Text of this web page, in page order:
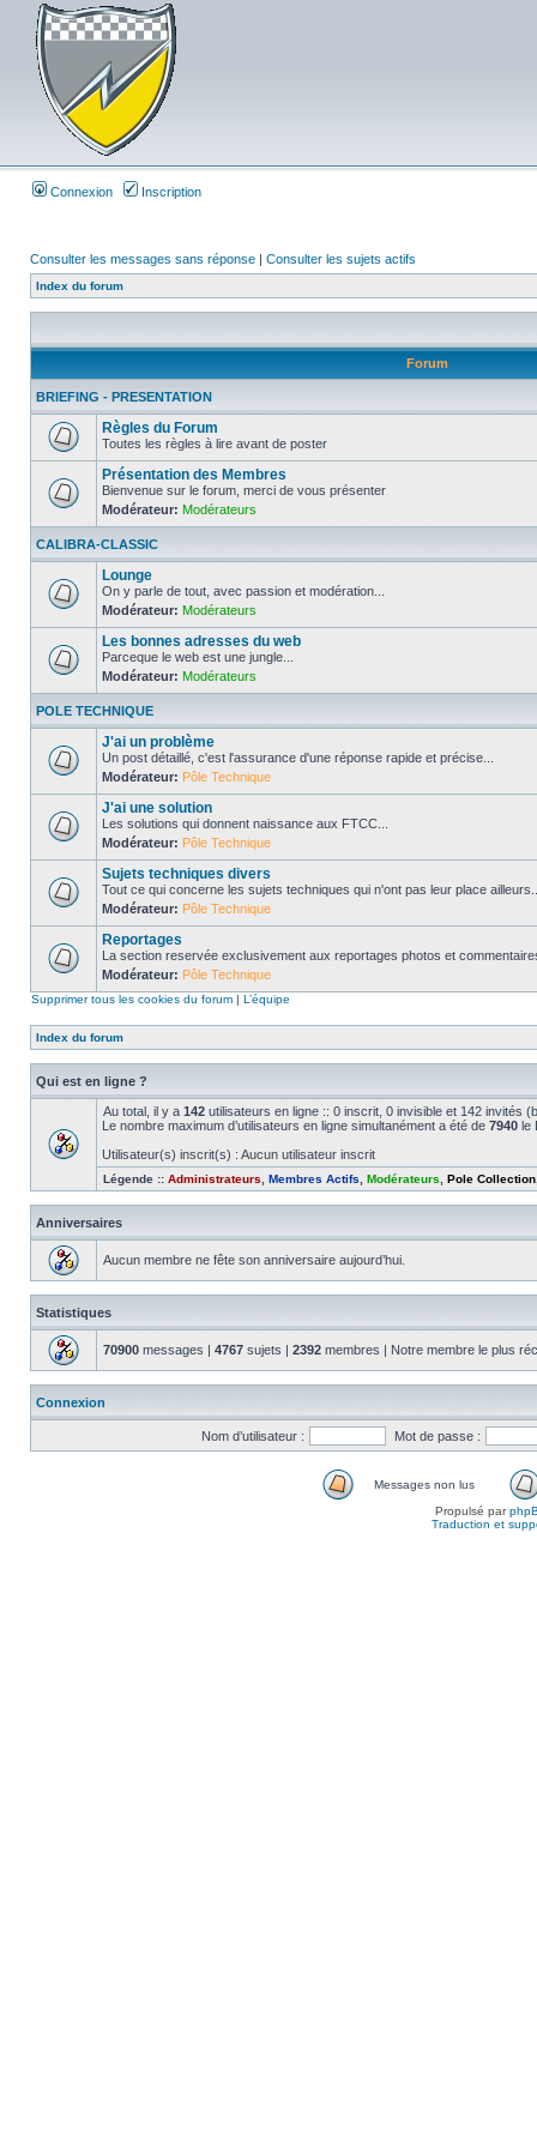
Connexion Inscription
Consulter les messages sans réponse | Consulter les sujets actifs
Index du forum
Forum
BRIEFING - PRESENTATION
Règles du Forum
Toutes les règles à lire avant de poster
Présentation des Membres
Bienvenue sur le forum, merci de vous présenter
Modérateur: Modérateurs
CALIBRA-CLASSIC
Lounge
On y parle de tout, avec passion et modération...
Modérateur: Modérateurs
Les bonnes adresses du web
Parceque le web est une jungle...
Modérateur: Modérateurs
POLE TECHNIQUE
J'ai un problème
Un post détaillé, c'est l'assurance d'une réponse rapide et précise...
Modérateur: Pôle Technique
J'ai une solution
Les solutions qui donnent naissance aux FTCC...
Modérateur: Pôle Technique
Sujets techniques divers
Tout ce qui concerne les sujets techniques qui n'ont pas leur place
Modérateur: Pôle Technique
Reportages
La section reservée exclusivement aux reportages photos et
Modérateur: Pôle Technique
Supprimer tous les cookies du forum | L’équipe
Index du forum
Qui est en ligne ?
Au total, il y a 142 utilisateurs en ligne :: 0 inscrit, 0 invisible et 142 invités
Le nombre maximum d’utilisateurs en ligne simultanément a été de 7940 le
Utilisateur(s) inscrit(s) : Aucun utilisateur inscrit
Légende :: Administrateurs Membres Actifs Modérateurs Pole Collection
Anniversaires
Aucun membre ne fête son anniversaire aujourd’hui.
Statistiques
70900 messages | 4767 sujets | 2392 membres | Notre membre le plus
Connexion
Nom d’utilisateur : Mot de passe :
Messages non lus
Propulsé par
Traduction et